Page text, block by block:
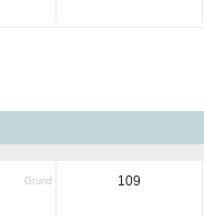
Grund 109